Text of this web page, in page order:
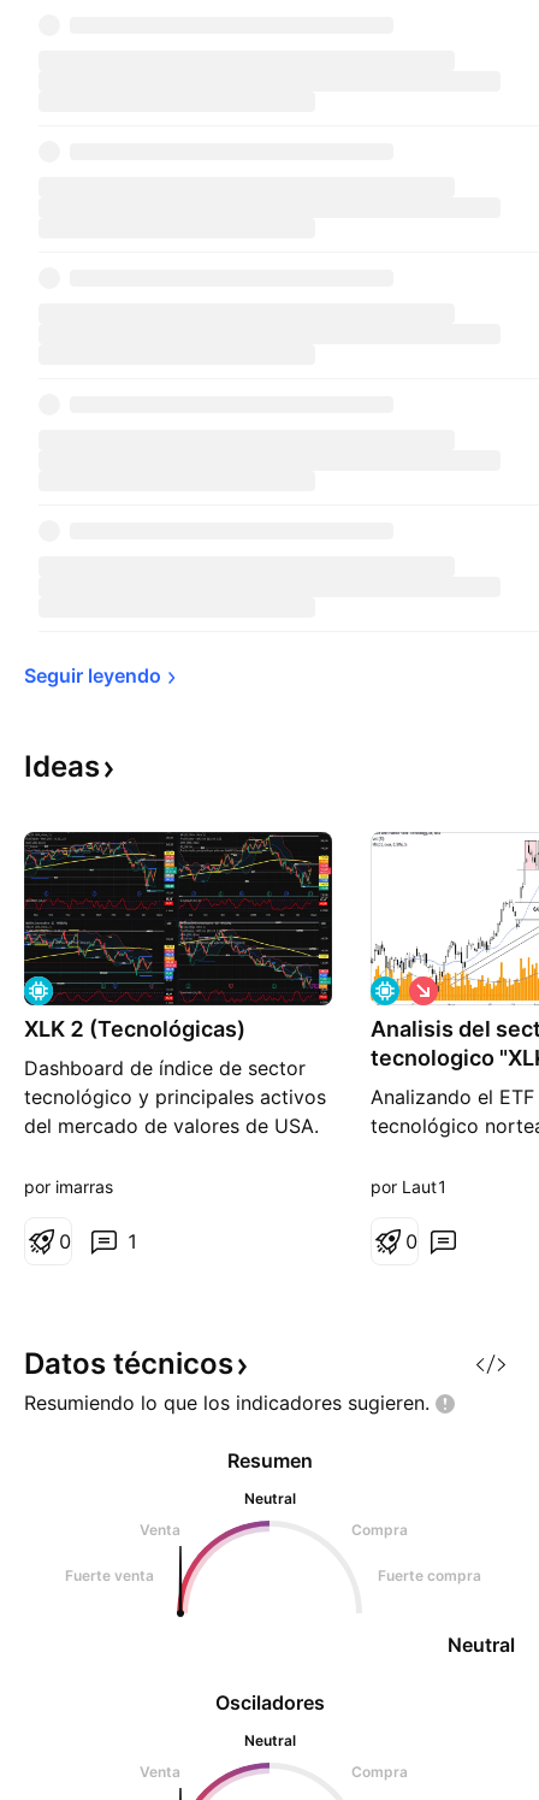
Seguir leyendo
Ideas
XLK 2 (Tecnológicas)
Dashboard de índice de sector
tecnológico y principales activos
del mercado de valores de USA.
estrategia de swing.
por imarras
1
0
Analisis del
tecnologico
Analizando el
tecnológico
debilidad. Luego
grandes
patrón de vuelta
C
o
r
o
por Laut1
0
Datos técnicos
Resumiendo lo que los indicadores sugieren.
Osciladores
Neutral
Venta
Compra
Resumen
Neutral
Venta
Compra
Fuerte venta Fuerte compra
Neutral